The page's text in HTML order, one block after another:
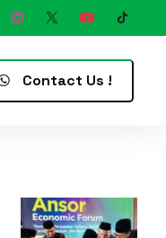
Contact Us !